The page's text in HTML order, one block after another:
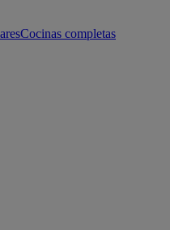
Cocinas completas